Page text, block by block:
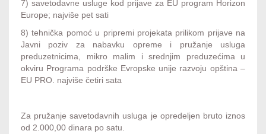
7) savetodavne usluge kod prijave za EU program Horizon
Europe; najviše pet sati
8) tehnička pomoć u pripremi projekata prilikom prijave na
Javni poziv za nabavku opreme i pružanje usluga
preduzetnicima, mikro malim i srednjim preduzećima u
okviru Programa podrške Evropske unije razvoju opština –
EU PRO. najviše četiri sata
Za pružanje savetodavnih usluga je opredeljen bruto iznos
od 2.000,00 dinara po satu.